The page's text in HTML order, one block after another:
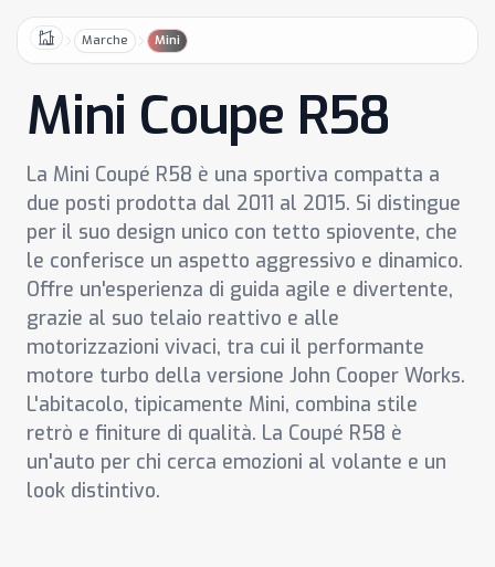
HomeMarche Mini
Mini Coupe R58
La Mini Coupé R58 è una sportiva compatta a
due posti prodotta dal 2011 al 2015. Si distingue
per il suo design unico con tetto spiovente, che
le conferisce un aspetto aggressivo e dinamico.
Offre un'esperienza di guida agile e divertente,
grazie al suo telaio reattivo e alle
motorizzazioni vivaci, tra cui il performante
motore turbo della versione John Cooper Works.
L'abitacolo, tipicamente Mini, combina stile
retrò e finiture di qualità. La Coupé R58 è
un'auto per chi cerca emozioni al volante e un
look distintivo.